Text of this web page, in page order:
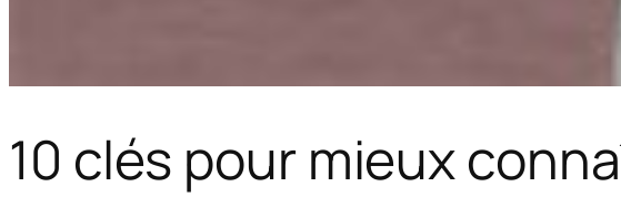
10 clés pour mieux